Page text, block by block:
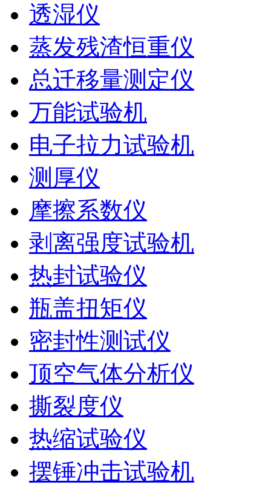
透湿仪
蒸发残渣恒重仪
总迁移量测定仪
万能试验机
电子拉力试验机
测厚仪
摩擦系数仪
剥离强度试验机
热封试验仪
瓶盖扭矩仪
密封性测试仪
顶空气体分析仪
撕裂度仪
热缩试验仪
摆锤冲击试验机